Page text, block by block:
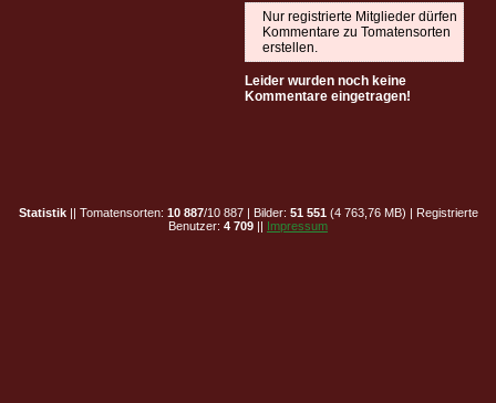
Nur registrierte Mitglieder dürfen
Kommentare zu Tomatensorten
erstellen.
Leider wurden noch keine
Kommentare eingetragen!
Statistik|| Tomatensorten: 10 887/10 887 | Bilder: 51 551 (4 763,76 MB) | Registrierte
Benutzer: 4 709 || Impressum